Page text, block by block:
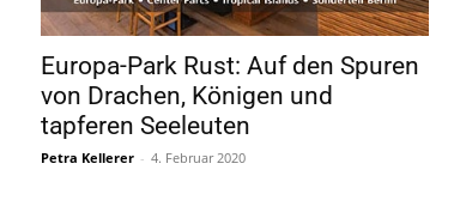
Europa-Park Rust: Auf den Spuren
von Drachen, Königen und
tapferen Seeleuten
Petra Kellerer - 4. Februar 2020